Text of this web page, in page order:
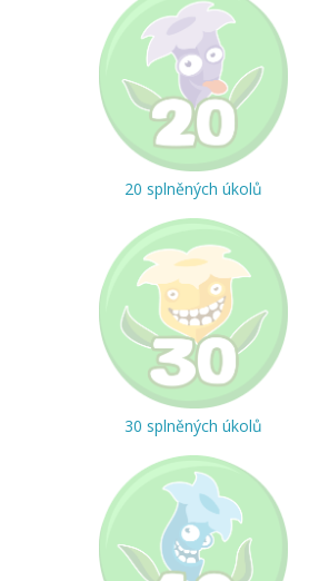
20 splněných úkolů
30 splněných úkolů